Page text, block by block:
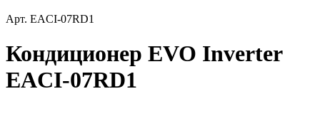
Арт. EACI-07RD1
Кондиционер EVO Inverter
EACI-07RD1